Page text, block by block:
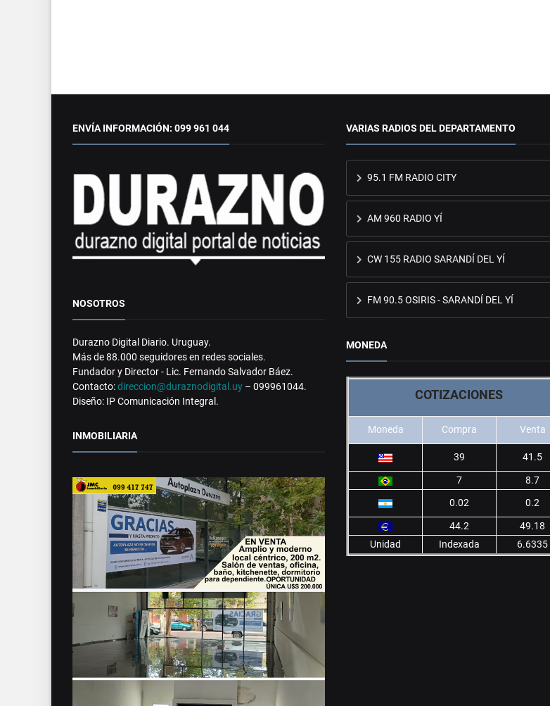
ENVÍA INFORMACIÓN: 099 961 044
NOSOTROS
Durazno Digital Diario. Uruguay.
Más de 88.000 seguidores en redes sociales.
Fundador y Director - Lic. Fernando Salvador Báez.
Contacto:direccion@duraznodigital.uy – 099961044.
Diseño: IP Comunicación Integral.
INMOBILIARIA
VARIAS RADIOS DEL DEPARTAMENTO
95.1 FM RADIO CITY
AM 960 RADIO YÍ
CW 155 RADIO SARANDÍ DEL YÍ
FM 90.5 OSIRIS - SARANDÍ DEL YÍ
MONEDA
COTIZACIONES
Moneda Compra Venta
39 41.5
7
8.7
0.02
0.2
44.2
49.18
Unidad
Indexada 6.6335